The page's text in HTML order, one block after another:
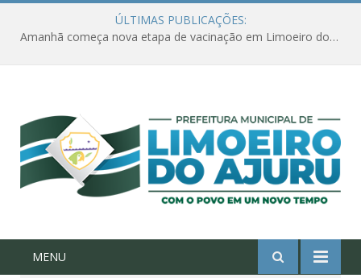
ÚLTIMAS PUBLICAÇÕES:
Amanhã começa nova etapa de vacinação em Limoeiro do Ajuru para idosos com 65 ou mais
MENU